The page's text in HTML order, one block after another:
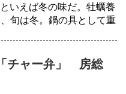
いえば冬の味だ。牡蠣養
旬は冬。鍋の具として重
チャー弁」 房総